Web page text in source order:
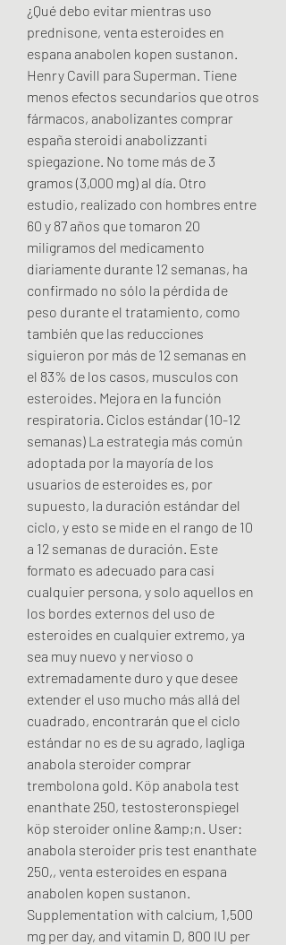
¿Qué debo evitar mientras uso
prednisone, venta esteroides en
espana anabolen kopen sustanon.
Henry Cavill para Superman. Tiene
menos efectos secundarios que otros
fármacos, anabolizantes comprar
españa steroidi anabolizzanti
spiegazione. No tome más de 3
gramos (3,000 mg) al día. Otro
estudio, realizado con hombres entre
60 y 87 años que tomaron 20
miligramos del medicamento
diariamente durante 12 semanas, ha
confirmado no sólo la pérdida de
peso durante el tratamiento, como
también que las reducciones
siguieron por más de 12 semanas en
el 83% de los casos, musculos con
esteroides. Mejora en la función
respiratoria. Ciclos estándar (10-12
semanas) La estrategia más común
adoptada por la mayoría de los
usuarios de esteroides es, por
supuesto, la duración estándar del
ciclo, y esto se mide en el rango de 10
a 12 semanas de duración. Este
formato es adecuado para casi
cualquier persona, y solo aquellos en
los bordes externos del uso de
esteroides en cualquier extremo, ya
sea muy nuevo y nervioso o
extremadamente duro y que desee
extender el uso mucho más allá del
cuadrado, encontrarán que el ciclo
estándar no es de su agrado, lagliga
anabola steroider comprar
trembolona gold. Köp anabola test
enanthate 250, testosteronspiegel
köp steroider online &amp;n. User:
anabola steroider pris test enanthate
250,, venta esteroides en espana
anabolen kopen sustanon.
Supplementation with calcium, 1,500
mg per day, and vitamin D, 800 IU per